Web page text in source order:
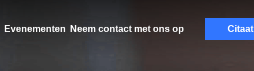
Evenementen Neem contact met ons op Citaat